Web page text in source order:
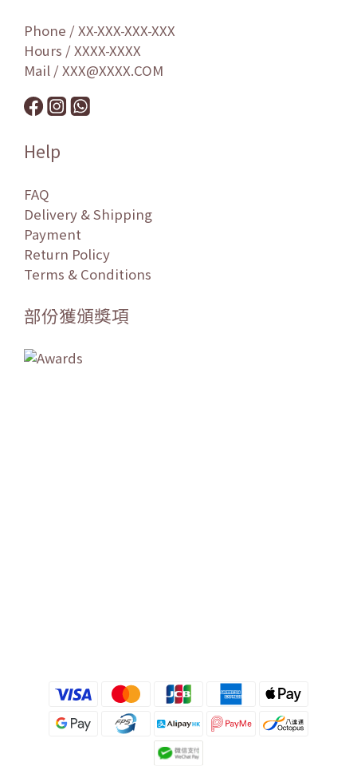
Phone / XX-XXX-XXX-XXX
Hours / XXXX-XXXX
Mail / XXX@XXXX.COM
Help
FAQ
Delivery & Shipping
Payment
Return Policy
Terms & Conditions
部份獲頒獎項